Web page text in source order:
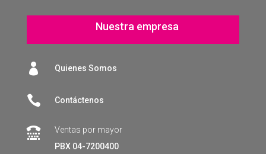
Nuestra empresa
 Quienes Somos
 Contáctenos

Ventas por mayor
PBX 04-7200400